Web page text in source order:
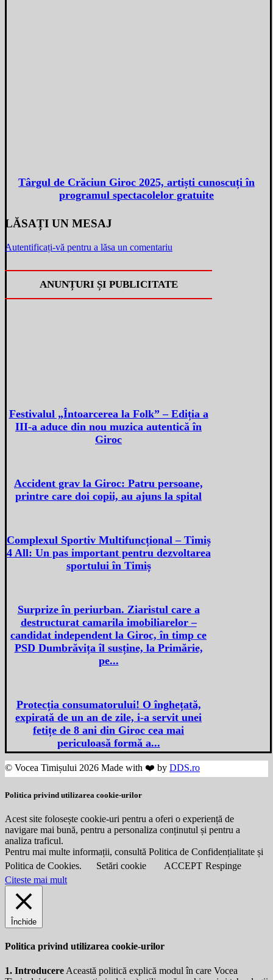
Târgul de Crăciun Giroc 2025, artiști cunoscuți în
programul spectacolelor gratuite
LĂSAȚI UN MESAJ
Autentificați-vă pentru a lăsa un comentariu
ANUNȚURI ȘI PUBLICITATE
Festivalul „Întoarcerea la Folk” – Ediția a
III-a aduce din nou muzica autentică în
Giroc
Accident grav la Giroc: Patru persoane,
printre care doi copii, au ajuns la spital
Complexul Sportiv Multifuncțional – Timiș
4 All: Un pas important pentru dezvoltarea
sportului în Timiș
Surprize în periurban. Ziaristul care a
destructurat camarila imobiliarelor –
candidat independent la Giroc, în timp ce
PSD Dumbrăvița îl susține, la Primărie,
pe...
Protecția consumatorului! O înghețată,
expirată de un an de zile, i-a servit unei
fetițe de 8 ani din Giroc cea mai
periculoasă formă a...
© Vocea Timișului 2026 Made with ❤️ by DDS.ro
Politica privind utilizarea cookie-urilor
Acest site folosește cookie-uri pentru a oferi o experiență de
navigare mai bună, pentru a personaliza conținutul și pentru a
analiza traficul.
Pentru mai multe informații, consultă Politica de Confidențialitate și
Politica de Cookies.
Setări cookie ACCEPT Respinge
Citeste mai mult
Închide
Politica privind utilizarea cookie-urilor
1. Introducere Această politică explică modul în care Vocea